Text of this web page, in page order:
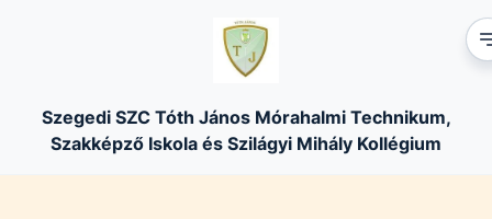
Szegedi SZC Tóth János Mórahalmi Technikum,
Szakképző Iskola és Szilágyi Mihály Kollégium